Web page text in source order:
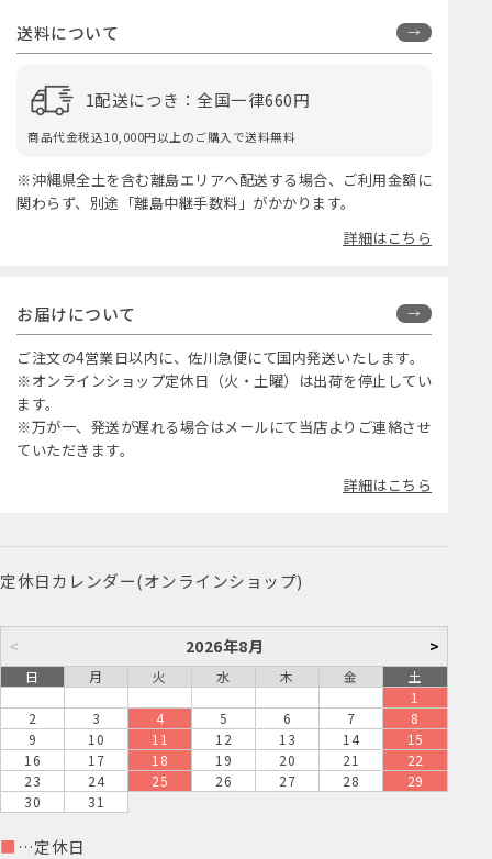
送料について
1配送につき：全国一律660円
商品代金税込10,000円以上のご購入で送料無料
※沖縄県全土を含む離島エリアへ配送する場合、ご利用金額に
関わらず、別途「離島中継手数料」がかかります。
詳細はこちら
お届けについて
ご注文の4営業日以内に、佐川急便にて国内発送いたします。
※オンラインショップ定休日（火・土曜）は出荷を停止してい
ます。
※万が一、発送が遅れる場合はメールにて当店よりご連絡させ
ていただきます。
詳細はこちら
定休日カレンダー(オンラインショップ)
< 2026年8月 >
日 月 火 水 木 金
土
1
2
3 4 5 6 7
8
9
10 11 12 13 14
15
16
17 18 19 20 21
22
23
24 25 26 27 28
29
30
31
■ …定休日